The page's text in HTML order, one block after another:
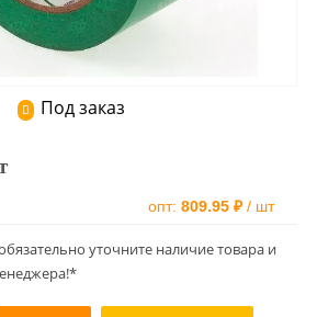
Под заказ
опт: 809.95 ₽/ шт
уточните наличие товара и